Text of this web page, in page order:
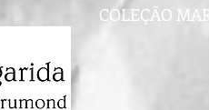
COLEÇÃO